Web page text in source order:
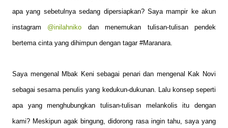
apa yang sebetulnya sedang dipersiapkan? Saya mampir ke akun
instagram @inilahniko dan menemukan tulisan-tulisan pendek
bertema cinta yang dihimpun dengan tagar #Maranara.
Saya mengenal Mbak Keni sebagai penari dan mengenal Kak Novi
sebagai sesama penulis yang kedukun-dukunan. Lalu konsep seperti
apa yang menghubungkan tulisan-tulisan melankolis itu dengan
kami? Meskipun agak bingung, didorong rasa ingin tahu, saya yang